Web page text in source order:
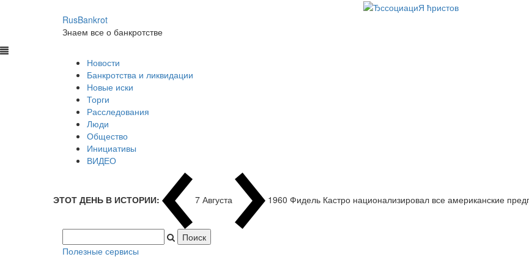
RusBankrot
Знаем все о банкротстве
Новости
Банкротства и ликвидации
Новые иски
Торги
Расследования
Люди
Общество
Инициативы
ВИДЕО
ЭТОТ ДЕНЬ В ИСТОРИИ: 7 Августа 1960 Фидель Кастро национализировал вс|
Полезные сервисы